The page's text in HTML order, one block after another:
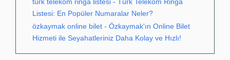
türk telekom ringa listesi - Türk Telekom Ringa
Listesi: En Popüler Numaralar Neler?
özkaymak online bilet - Özkaymak'ın Online Bilet
Hizmeti ile Seyahatleriniz Daha Kolay ve Hızlı!